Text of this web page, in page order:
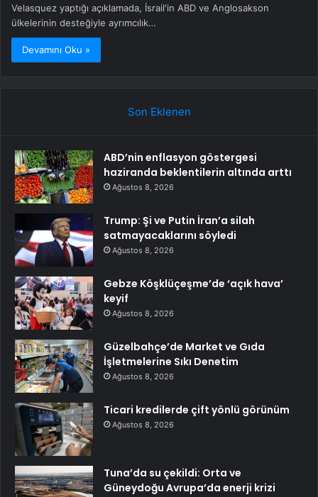
Velasquez yaptığı açıklamada, İsrail'in ABD ve Anglosakson
ülkelerinin desteğiyle ayrımcılık…
Devamını Oku »
Son Eklenen
ABD’nin enflasyon göstergesi
haziranda beklentilerin altında arttı
Ağustos 8, 2026
Trump: Şi ve Putin İran’a silah
satmayacaklarını söyledi
Ağustos 8, 2026
Gebze Köşklüçeşme’de ‘açık hava’
keyif
Ağustos 8, 2026
Güzelbahçe’de Market ve Gıda
İşletmelerine Sıkı Denetim
Ağustos 8, 2026
Ticari kredilerde çift yönlü görünüm
Ağustos 8, 2026
Tuna’da su çekildi: Orta ve
Güneydoğu Avrupa’da enerji krizi